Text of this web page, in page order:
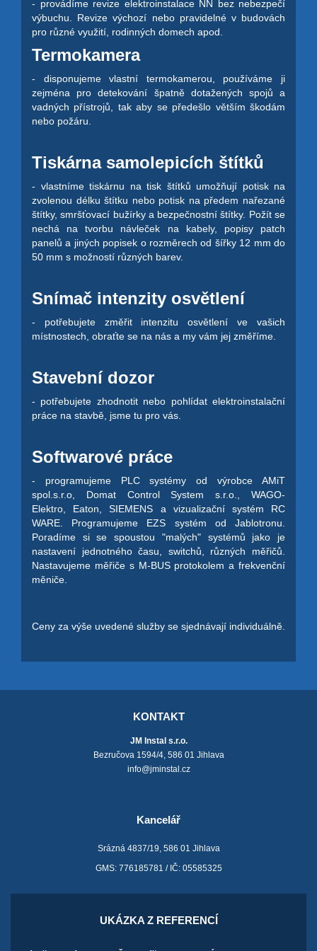
- provádíme revize elektroinstalace NN bez nebezpečí
výbuchu. Revize výchozí nebo pravidelné v budovách
pro různé využití, rodinných domech apod.
Termokamera
- disponujeme vlastní termokamerou, používáme ji
zejména pro detekování špatně dotažených spojů a
vadných přístrojů, tak aby se předešlo větším škodám
nebo požáru.
Tiskárna samolepicích štítků
- vlastníme tiskárnu na tisk štítků umožňují potisk na
zvolenou délku štítku nebo potisk na předem nařezané
štítky, smršťovací bužírky a bezpečnostní štítky. Požít se
nechá na tvorbu návleček na kabely, popisy patch
panelů a jiných popisek o rozměrech od šířky 12 mm do
50 mm s možností různých barev.
Snímač intenzity osvětlení
- potřebujete změřit intenzitu osvětlení ve vašich
místnostech, obraťte se na nás a my vám jej změříme.
Stavební dozor
- potřebujete zhodnotit nebo pohlídat elektroinstalační
práce na stavbě, jsme tu pro vás.
Softwarové práce
- programujeme PLC systémy od výrobce AMiT
spol.s.r.o, Domat Control System s.r.o., WAGO-
Elektro, Eaton, SIEMENS a vizualizační systém RC
WARE. Programujeme EZS systém od Jablotronu.
Poradíme si se spoustou "malých" systémů jako je
nastavení jednotného času, switchů, různých měřičů.
Nastavujeme měřiče s M-BUS protokolem a frekvenční
měniče.
Ceny za výše uvedené služby se sjednávají individuálně.
KONTAKT
JM Instal s.r.o.
Bezručova 1594/4, 586 01 Jihlava
info@jminstal.cz
Kancelář
Srázná 4837/19, 586 01 Jihlava
GMS: 776185781 / IČ: 05585325
UKÁZKA Z REFERENCÍ